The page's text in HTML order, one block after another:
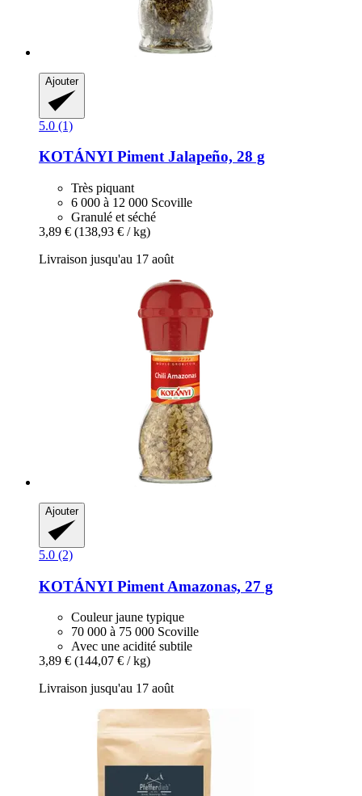
Ajouter
5.0 (1)
KOTÁNYI Piment Jalapeño, 28 g
Très piquant
6 000 à 12 000 Scoville
Granulé et séché
3,89 € (138,93 € / kg)
Livraison jusqu'au 17 août
Ajouter
5.0 (2)
KOTÁNYI Piment Amazonas, 27 g
Couleur jaune typique
70 000 à 75 000 Scoville
Avec une acidité subtile
3,89 € (144,07 € / kg)
Livraison jusqu'au 17 août